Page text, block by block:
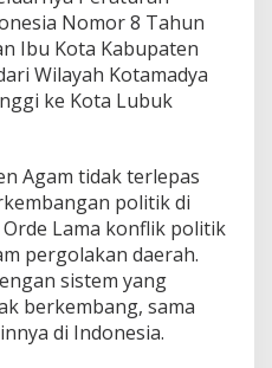
Nomor 8 Tahun
Ibu Kota Kabupaten
Wilayah Kotamadya
ke Kota Lubuk
Agam tidak terlepas
politik di
Lama konflik politik
pergolakan daerah.
sistem yang
berkembang, sama
di Indonesia.